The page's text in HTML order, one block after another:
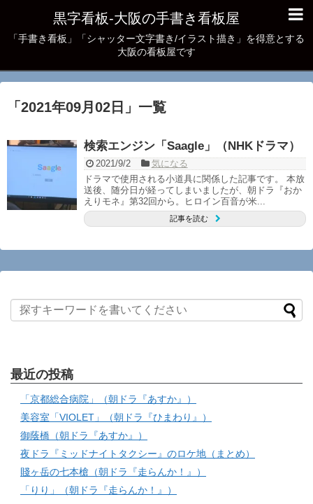
黒字看板‐大阪の手書き看板屋
「手書き看板」「シャッター文字書き/イラスト描き」を得意とする
大阪の看板屋です
「 2021年09月02日 」 一覧
検索エンジン「Saagle」（NHKドラマ）
2021/9/2
気になる
ドラマで使用される小道具に関係した記事です。 本放
送後、随分日が経ってしまいましたが、朝ドラ『おか
えりモネ』第32回から。ヒロイン百音が米...
記事を読む
最近の投稿
「京都総合病院」（朝ドラ『あすか』）
美容室「VIOLET」（朝ドラ『ひまわり』）
御蔭橋（朝ドラ『あすか』）
夜ドラ『ミッドナイトタクシー』のロケ地（まとめ）
賤ヶ岳の七本槍（朝ドラ『走らんか！』）
「りり」（朝ドラ『走らんか！』）